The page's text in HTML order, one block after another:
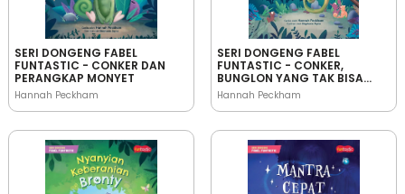
SERI DONGENG FABEL
FUNTASTIC - CONKER DAN
PERANGKAP MONYET
Hannah Peckham
SERI DONGENG FABEL
FUNTASTIC - CONKER,
BUNGLON YANG TAK BISA
BERUBAH WARNA
Hannah Peckham